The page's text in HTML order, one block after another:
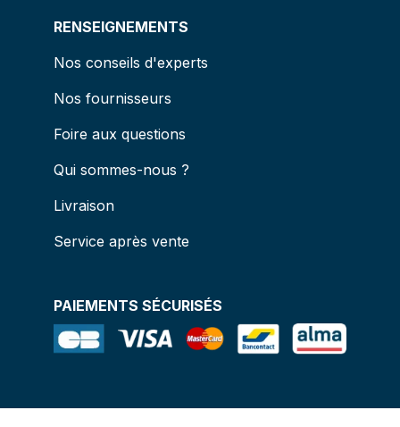
RENSEIGNEMENTS
Nos conseils d'experts
Nos fournisseurs
Foire aux questions
Qui sommes-nous ?
Livraison
Service après vente
PAIEMENTS SÉCURISÉS